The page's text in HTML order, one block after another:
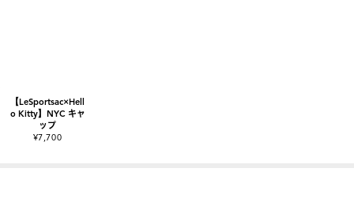
【LeSportsac×Hell
o Kitty】NYC キャ
ップ
¥7,700